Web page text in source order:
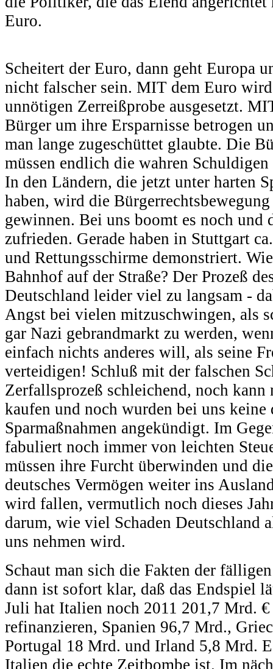
Euro.
Scheitert der Euro, dann geht Europa
nicht falscher sein. MIT dem Euro
unnötigen Zerreißprobe ausgesetzt.
Bürger um ihre Ersparnisse betrogen
man lange zugeschüttet glaubte. Die
müssen endlich die wahren
In den Ländern, die jetzt unter harten
haben, wird die
gewinnen. Bei uns boomt es noch und
zufrieden. Gerade haben in Stuttgart
und Rettungsschirme demonstriert.
Bahnhof auf der Straße? Der Prozeß
Deutschland leider viel zu langsam -
Angst bei vielen mitzuschwingen, als
gar Nazi gebrandmarkt zu werden,
einfach nichts anderes will, als seine
verteidigen! Schluß mit der falschen
Zerfallsprozeß schleichend, noch
kaufen und noch wurden bei uns keine
Sparmaßnahmen angekündigt. Im
fabuliert noch immer von leichten
müssen ihre Furcht überwinden und
deutsches Vermögen weiter ins
wird fallen, vermutlich noch dieses
darum, wie viel Schaden Deutschland
uns nehmen wird.
Schaut man sich die Fakten der
dann ist sofort klar, daß das Endspiel
Juli hat Italien noch 2011 201,7 Mrd.
refinanzieren, Spanien 96,7 Mrd.,
Portugal 18 Mrd. und Irland 5,8 Mrd.
Italien die echte Zeitbombe ist. Im